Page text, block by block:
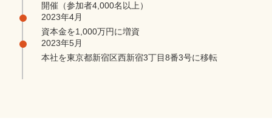
開催（参加者4,000名以上）
2023年4月
資本金を1,000万円に増資
2023年5月
本社を東京都新宿区西新宿3丁目8番3号に移転